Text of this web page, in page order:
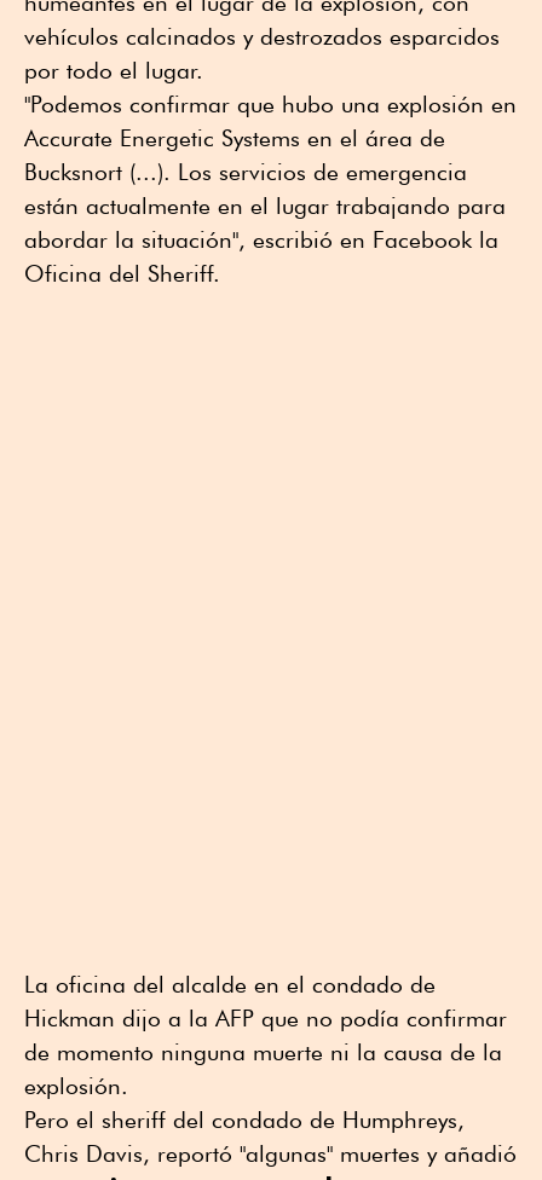
vehículos calcinados y destrozados esparcidos
por todo el lugar.
"Podemos confirmar que hubo una explosión en
Accurate Energetic Systems en el área de
Bucksnort (...). Los servicios de emergencia
están actualmente en el lugar trabajando para
abordar la situación", escribió en Facebook la
Oficina del Sheriff.
La oficina del alcalde en el condado de
Hickman dijo a la AFP que no podía confirmar
de momento ninguna muerte ni la causa de la
explosión.
Pero el sheriff del condado de Humphreys,
Chris Davis, reportó "algunas" muertes y añadió